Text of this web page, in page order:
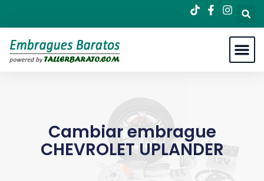
Cambiar embrague
CHEVROLET UPLANDER